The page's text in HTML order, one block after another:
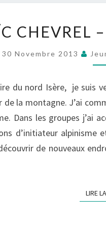
CHEVREL
30 Novembre 2013
du nord Isère, je suis
la montagne. J’ai
Dans les groupes j’ai
d’initiateur alpinisme
de nouveaux
LIRE